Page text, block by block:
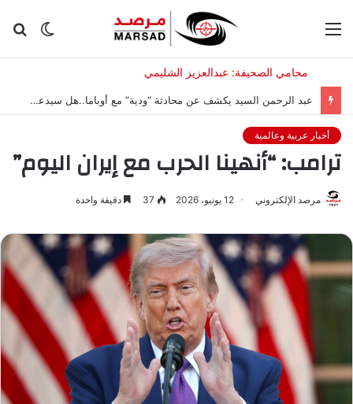
الوضع
عبد الرحمن السيد يكشف عن محادثة “ودية” مع أوباما..هل سيدعمه؟
أخبار عربية وعالمية
ترامب: “أنهينا الحرب مع إيران اليوم”
مرصد الإلكتروني 12 يونيو، 2026 37 دقيقة واحدة